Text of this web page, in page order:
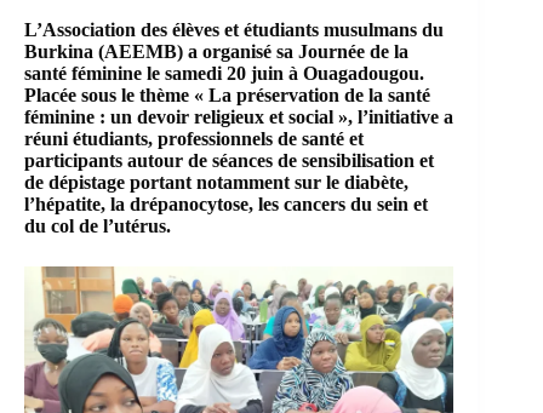
L’Association des élèves et étudiants musulmans du
Burkina (AEEMB) a organisé sa Journée de la
santé féminine le samedi 20 juin à Ouagadougou.
Placée sous le thème « La préservation de la santé
féminine : un devoir religieux et social », l’initiative a
réuni étudiants, professionnels de santé et
participants autour de séances de sensibilisation et
de dépistage portant notamment sur le diabète,
l’hépatite, la drépanocytose, les cancers du sein et
du col de l’utérus.